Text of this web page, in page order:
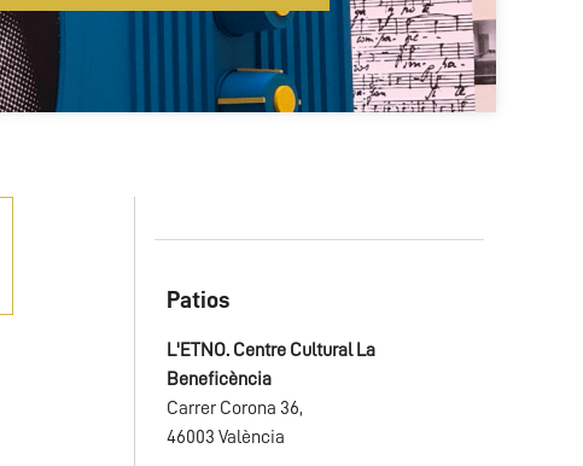
Patios
L'ETNO. Centre Cultural La
Beneficència
Carrer Corona 36,
46003 València